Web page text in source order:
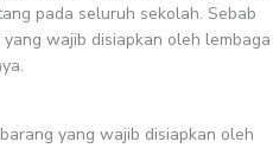
pada seluruh sekolah. Sebab
wajib disiapkan oleh lembaga
yang wajib disiapkan oleh